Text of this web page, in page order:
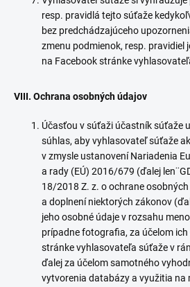
resp. pravidlá tejto súťaže
bez predchádzajúceho
zmenu podmienok, resp. pravidiel
na Facebook stránke
VIII. Ochrana osobných údajov
Účasťou v súťaži účastník súťaže
súhlas, aby vyhlasovateľ súťaže
v zmysle ustanovení Nariadenia
a rady (EÚ) 2016/679 (ďalej
18/2018 Z. z. o ochrane
a doplnení niektorých zákonov
jeho osobné údaje v rozsahu
prípadne fotografia, za účelom
stránke vyhlasovateľa súťaže v
ďalej za účelom samotného
vytvorenia databázy a využitia na